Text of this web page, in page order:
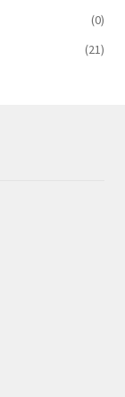
(0)
(21)